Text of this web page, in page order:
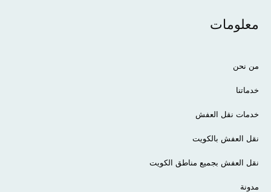
معلومات
من نحن
خدماتنا
خدمات نقل العفش
نقل العفش بالكويت
نقل العفش بجميع مناطق الكويت
مدونة